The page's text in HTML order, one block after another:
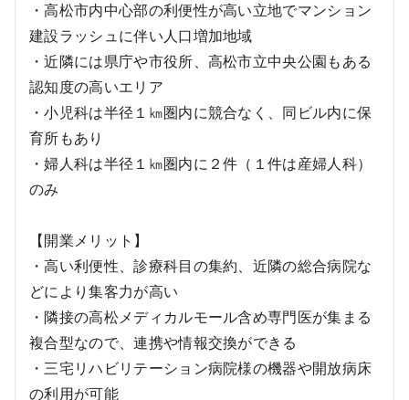
・高松市内中心部の利便性が高い立地でマンション
建設ラッシュに伴い人口増加地域
・近隣には県庁や市役所、高松市立中央公園もある
認知度の高いエリア
・小児科は半径１㎞圏内に競合なく、同ビル内に保
育所もあり
・婦人科は半径１㎞圏内に２件（１件は産婦人科）
のみ
【開業メリット】
・高い利便性、診療科目の集約、近隣の総合病院な
どにより集客力が高い
・隣接の高松メディカルモール含め専門医が集まる
複合型なので、連携や情報交換ができる
・三宅リハビリテーション病院様の機器や開放病床
の利用が可能